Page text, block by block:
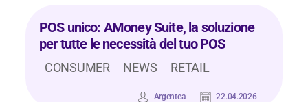
POS unico: AMoney Suite, la soluzione
per tutte le necessità del tuo POS
CONSUMER NEWS RETAIL
Argentea 22.04.2026